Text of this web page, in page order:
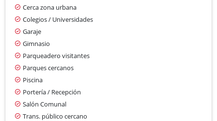
Cerca zona urbana
Colegios / Universidades
Garaje
Gimnasio
Parqueadero visitantes
Parques cercanos
Piscina
Portería / Recepción
Salón Comunal
Trans. público cercano